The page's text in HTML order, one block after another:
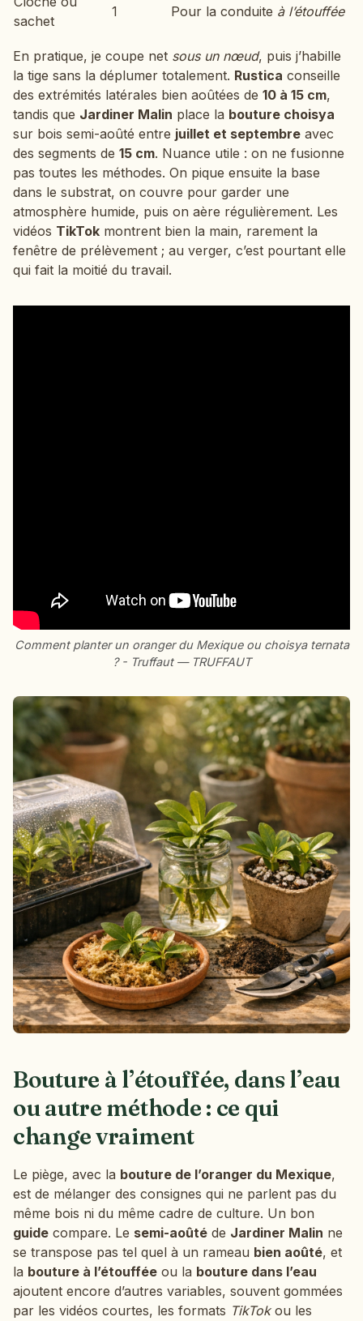
sachet
1 Pour la conduite à l’étouffée
En pratique, je coupe net sous un nœud, puis j’habille
la tige sans la déplumer totalement. Rustica conseille
des extrémités latérales bien aoûtées de 10 à 15 cm,
tandis que Jardiner Malin place la bouture choisya
sur bois semi-aoûté entre juillet et septembre avec
des segments de 15 cm. Nuance utile : on ne fusionne
pas toutes les méthodes. On pique ensuite la base
dans le substrat, on couvre pour garder une
atmosphère humide, puis on aère régulièrement. Les
vidéos TikTok montrent bien la main, rarement la
fenêtre de prélèvement ; au verger, c’est pourtant elle
qui fait la moitié du travail.
Comment planter un oranger du Mexique ou choisya ternata
? - Truffaut — TRUFFAUT
Bouture à l’étouffée, dans l’eau
ou autre méthode : ce qui
change vraiment
Le piège, avec la bouture de l’oranger du Mexique,
est de mélanger des consignes qui ne parlent pas du
même bois ni du même cadre de culture. Un bon
guide compare. Le semi-aoûté de Jardiner Malin ne
se transpose pas tel quel à un rameau bien aoûté, et
la bouture à l’étouffée ou la bouture dans l’eau
ajoutent encore d’autres variables, souvent gommées
par les vidéos courtes, les formats TikTokou les